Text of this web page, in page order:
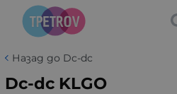
Назад до Dc-dc
Dc-dc KLGO